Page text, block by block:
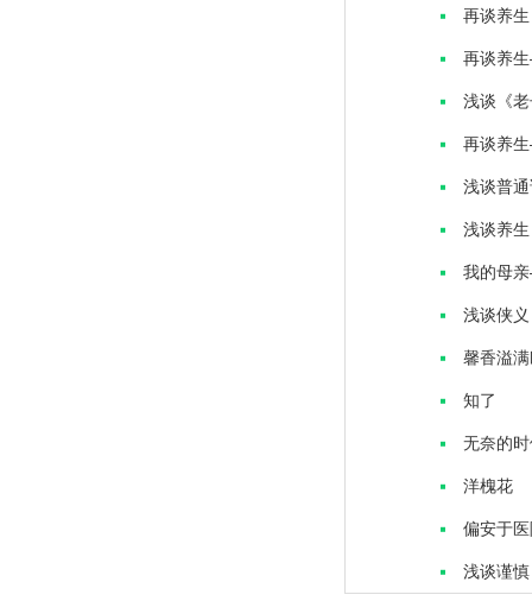
再谈养
再谈养
浅谈《
再谈养
浅谈普
浅谈养生
我的母
浅谈侠义
馨香溢
知了
无奈的
洋槐花
偏安于
浅谈谨慎